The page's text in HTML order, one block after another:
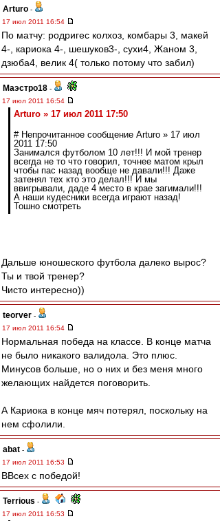
Arturo -
17 июл 2011 16:54
По матчу: родригес колхоз, комбары 3, макей
4-, кариока 4-, шешуков3-, сухи4, Жаном 3,
дзюба4, велик 4( только потому что забил)
Маэстро18 -
17 июл 2011 16:54
Arturo » 17 июл 2011 17:50
# Непрочитанное сообщение Arturo » 17 июл
2011 17:50
Занимался футболом 10 лет!!! И мой тренер
всегда не то что говорил, точнее матом крыл
чтобы пас назад вообще не давали!!! Даже
затенял тех кто это делал!!! И мы
ввигрывали, даде 4 место в крае загимали!!!
А наши кудесники всегда играют назад!
Тошно смотреть
Дальше юношеского футбола далеко вырос?
Ты и твой тренер?
Чисто интересно))
teorver -
17 июл 2011 16:54
Нормальная победа на классе. В конце матча
не было никакого валидола. Это плюс.
Минусов больше, но о них и без меня много
желающих найдется поговорить.
А Кариока в конце мяч потерял, поскольку на
нем сфолили.
abat -
17 июл 2011 16:53
ВВсех с победой!
Terrious -
17 июл 2011 16:53